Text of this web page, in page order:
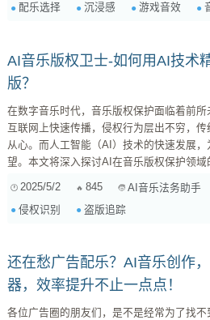
配乐风格。例如，一个轻松休闲的益智游戏
配乐选择
沉浸感 游戏音效
AI音乐版权卫士-如何用AI技术
版？
在数字音乐时代，音乐版权保护面临着前
互联网上快速传播，侵权行为层出不穷，
从心。而人工智能（AI）技术的快速发展
望。本文将深入探讨AI在音乐版权保护领域
一、AI如何识别侵权音乐作品？ AI在音乐侵权识别方面的应用，主要依赖
于其强大的模式识别和数据分析能力。通
2025/5/2 845 AI音乐法务助手
侵权识别
盗版追踪
还在愁广告配乐？AI音乐创作
器，效率提升不止一点点！
各位广告圈的朋友们，是不是经常为了找不